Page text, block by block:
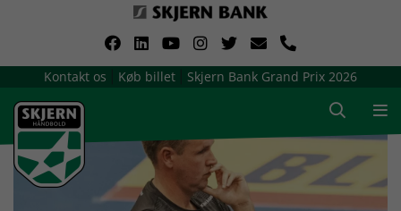
Kontakt os Køb billet Skjern Bank Grand Prix 2026
Om Skjern Håndbold
Ligatruppen